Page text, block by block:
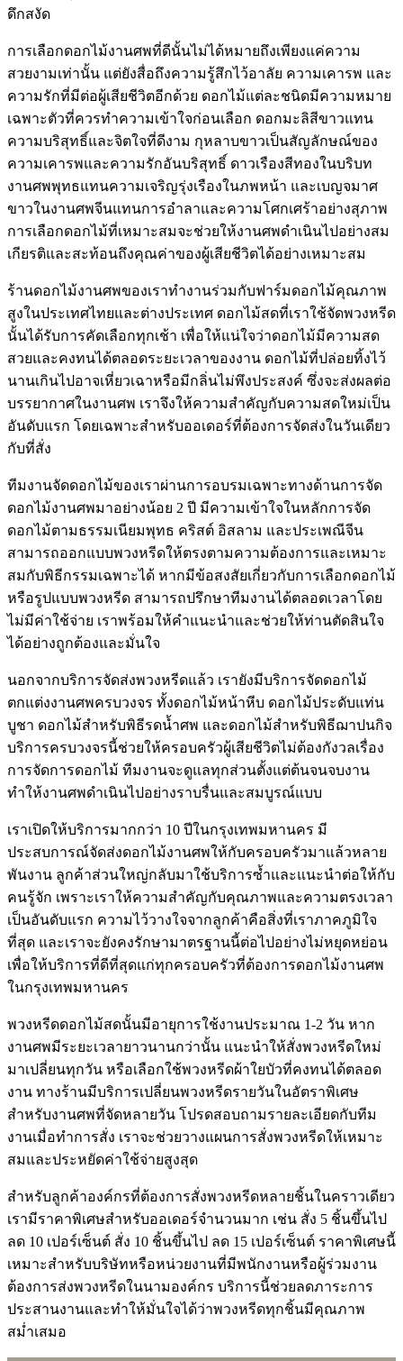
ดึกสงัด
การเลือกดอกไม้งานศพที่ดีนั้นไม่ได้หมายถึงเพียงแค่ความ
สวยงามเท่านั้น แต่ยังสื่อถึงความรู้สึกไว้อาลัย ความเคารพ และ
ความรักที่มีต่อผู้เสียชีวิตอีกด้วย ดอกไม้แต่ละชนิดมีความหมาย
เฉพาะตัวที่ควรทำความเข้าใจก่อนเลือก ดอกมะลิสีขาวแทน
ความบริสุทธิ์และจิตใจที่ดีงาม กุหลาบขาวเป็นสัญลักษณ์ของ
ความเคารพและความรักอันบริสุทธิ์ ดาวเรืองสีทองในบริบท
งานศพพุทธแทนความเจริญรุ่งเรืองในภพหน้า และเบญจมาศ
ขาวในงานศพจีนแทนการอำลาและความโศกเศร้าอย่างสุภาพ
การเลือกดอกไม้ที่เหมาะสมจะช่วยให้งานศพดำเนินไปอย่างสม
เกียรติและสะท้อนถึงคุณค่าของผู้เสียชีวิตได้อย่างเหมาะสม
ร้านดอกไม้งานศพของเราทำงานร่วมกับฟาร์มดอกไม้คุณภาพ
สูงในประเทศไทยและต่างประเทศ ดอกไม้สดที่เราใช้จัดพวงหรีด
นั้นได้รับการคัดเลือกทุกเช้า เพื่อให้แน่ใจว่าดอกไม้มีความสด
สวยและคงทนได้ตลอดระยะเวลาของงาน ดอกไม้ที่ปล่อยทิ้งไว้
นานเกินไปอาจเหี่ยวเฉาหรือมีกลิ่นไม่พึงประสงค์ ซึ่งจะส่งผลต่อ
บรรยากาศในงานศพ เราจึงให้ความสำคัญกับความสดใหม่เป็น
อันดับแรก โดยเฉพาะสำหรับออเดอร์ที่ต้องการจัดส่งในวันเดียว
กับที่สั่ง
ทีมงานจัดดอกไม้ของเราผ่านการอบรมเฉพาะทางด้านการจัด
ดอกไม้งานศพมาอย่างน้อย 2 ปี มีความเข้าใจในหลักการจัด
ดอกไม้ตามธรรมเนียมพุทธ คริสต์ อิสลาม และประเพณีจีน
สามารถออกแบบพวงหรีดให้ตรงตามความต้องการและเหมาะ
สมกับพิธีกรรมเฉพาะได้ หากมีข้อสงสัยเกี่ยวกับการเลือกดอกไม้
หรือรูปแบบพวงหรีด สามารถปรึกษาทีมงานได้ตลอดเวลาโดย
ไม่มีค่าใช้จ่าย เราพร้อมให้คำแนะนำและช่วยให้ท่านตัดสินใจ
ได้อย่างถูกต้องและมั่นใจ
นอกจากบริการจัดส่งพวงหรีดแล้ว เรายังมีบริการจัดดอกไม้
ตกแต่งงานศพครบวงจร ทั้งดอกไม้หน้าหีบ ดอกไม้ประดับแท่น
บูชา ดอกไม้สำหรับพิธีรดน้ำศพ และดอกไม้สำหรับพิธีฌาปนกิจ
บริการครบวงจรนี้ช่วยให้ครอบครัวผู้เสียชีวิตไม่ต้องกังวลเรื่อง
การจัดการดอกไม้ ทีมงานจะดูแลทุกส่วนตั้งแต่ต้นจนจบงาน
ทำให้งานศพดำเนินไปอย่างราบรื่นและสมบูรณ์แบบ
เราเปิดให้บริการมากกว่า 10 ปีในกรุงเทพมหานคร มี
ประสบการณ์จัดส่งดอกไม้งานศพให้กับครอบครัวมาแล้วหลาย
พันงาน ลูกค้าส่วนใหญ่กลับมาใช้บริการซ้ำและแนะนำต่อให้กับ
คนรู้จัก เพราะเราให้ความสำคัญกับคุณภาพและความตรงเวลา
เป็นอันดับแรก ความไว้วางใจจากลูกค้าคือสิ่งที่เราภาคภูมิใจ
ที่สุด และเราจะยังคงรักษามาตรฐานนี้ต่อไปอย่างไม่หยุดหย่อน
เพื่อให้บริการที่ดีที่สุดแก่ทุกครอบครัวที่ต้องการดอกไม้งานศพ
ในกรุงเทพมหานคร
พวงหรีดดอกไม้สดนั้นมีอายุการใช้งานประมาณ 1-2 วัน หาก
งานศพมีระยะเวลายาวนานกว่านั้น แนะนำให้สั่งพวงหรีดใหม่
มาเปลี่ยนทุกวัน หรือเลือกใช้พวงหรีดผ้าใยบัวที่คงทนได้ตลอด
งาน ทางร้านมีบริการเปลี่ยนพวงหรีดรายวันในอัตราพิเศษ
สำหรับงานศพที่จัดหลายวัน โปรดสอบถามรายละเอียดกับทีม
งานเมื่อทำการสั่ง เราจะช่วยวางแผนการสั่งพวงหรีดให้เหมาะ
สมและประหยัดค่าใช้จ่ายสูงสุด
สำหรับลูกค้าองค์กรที่ต้องการสั่งพวงหรีดหลายชิ้นในคราวเดียว
เรามีราคาพิเศษสำหรับออเดอร์จำนวนมาก เช่น สั่ง 5 ชิ้นขึ้นไป
ลด 10 เปอร์เซ็นต์ สั่ง 10 ชิ้นขึ้นไป ลด 15 เปอร์เซ็นต์ ราคาพิเศษนี้
เหมาะสำหรับบริษัทหรือหน่วยงานที่มีพนักงานหรือผู้ร่วมงาน
ต้องการส่งพวงหรีดในนามองค์กร บริการนี้ช่วยลดภาระการ
ประสานงานและทำให้มั่นใจได้ว่าพวงหรีดทุกชิ้นมีคุณภาพ
สม่ำเสมอ